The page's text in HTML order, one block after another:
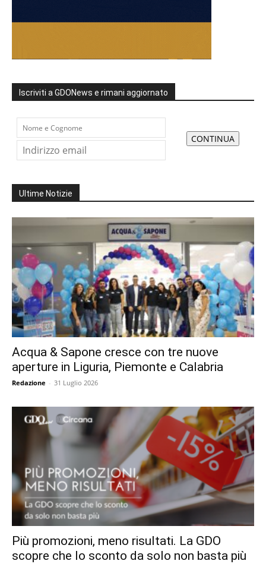
Iscriviti a GDONews e rimani aggiornato
Ultime Notizie
Acqua & Sapone cresce con tre nuove
aperture in Liguria, Piemonte e Calabria
Redazione - 31 Luglio 2026
Più promozioni, meno risultati. La GDO
scopre che lo sconto da solo non basta più